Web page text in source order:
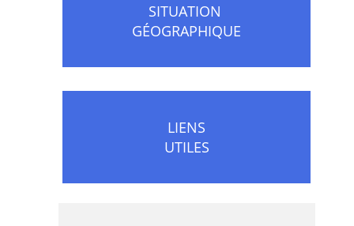
SITUATION
GÉOGRAPHIQUE
LIENS
UTILES